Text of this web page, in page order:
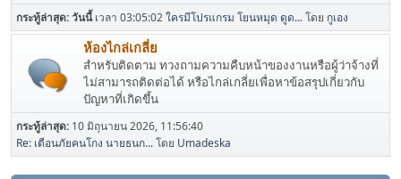
กระทู้ล่าสุด:วันนี้เวลา 03:05:02ใครมีโปรแกรม โยนหมุด ดูด...โดย กูเอง
ห้องไกล่เกลี่ย
สำหรับติดตาม ทวงถามความคืบหน้าของงานหรือผู้ว่าจ้างที่
ไม่สามารถติดต่อได้ หรือไกล่เกลี่ยเพื่อหาข้อสรุปเกี่ยวกับ
ปัญหาที่เกิดขึ้น
กระทู้ล่าสุด: 10 มิถุนายน 2026, 11:56:40
Re: เตือนภัยคนโกง นายธนก...โดย Umadeska